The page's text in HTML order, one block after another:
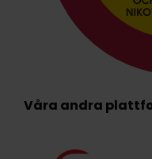
Våra andra